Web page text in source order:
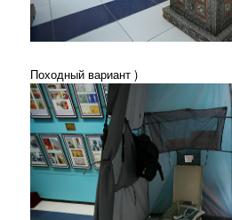
Походный вариант )